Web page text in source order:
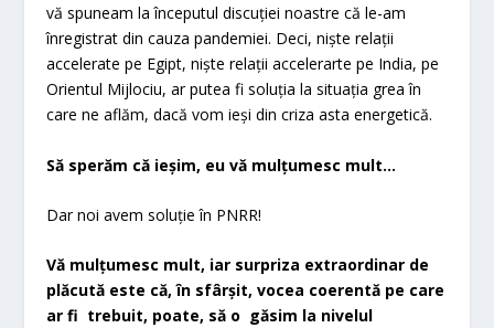
vă spuneam la începutul discuției noastre că le-am
înregistrat din cauza pandemiei. Deci, niște relații
accelerate pe Egipt, niște relații accelerarte pe India, pe
Orientul Mijlociu, ar putea fi soluția la situația grea în
care ne aflăm, dacă vom ieși din criza asta energetică.
Să sperăm că ieșim, eu vă mulțumesc mult…
Dar noi avem soluție în PNRR!
Vă mulțumesc mult, iar surpriza extraordinar de
plăcută este că, în sfârșit, vocea coerentă pe care
ar fi trebuit, poate, să o găsim la nivelul